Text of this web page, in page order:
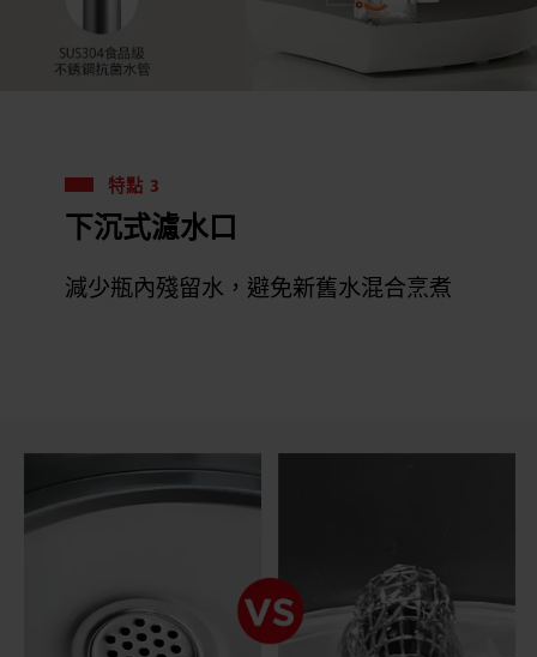
特點 3
下沉式濾水口
減少瓶內殘留水，避免新舊水混合烹煮